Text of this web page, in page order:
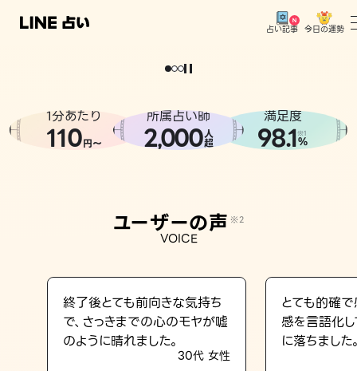
占い記事 今日の運勢
相談事例
どうせなら
。
1分あたり
110円〜
所属占い師
2,000人
超
満足度
98.1※1
%
ユーザーの声 ※2
VOICE
終了後とても前向きな気持ち
で、さっきまでの心のモヤが嘘
のように晴れました。
30代 女性
とても的確
感を言語化
に落ちました